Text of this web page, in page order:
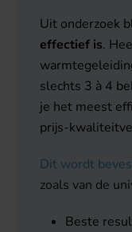
Uit onderzoek
effectief is.
slechts 3 à 4
je het meest
prijs-
Dit wordt
zoals van de
Beste